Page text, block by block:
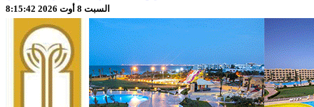
السبت 8 أوت 2026 8:15:44